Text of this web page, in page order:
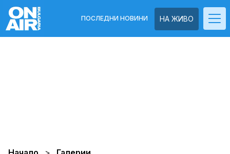
НА ЖИВО
ПОСЛЕДНИ НОВИНИ